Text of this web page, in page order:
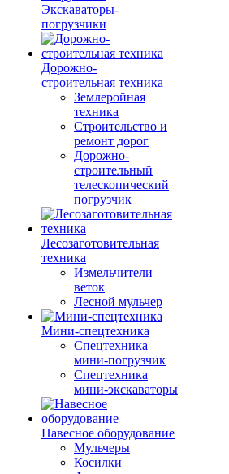
Экскаваторы-
погрузчики
Дорожно-
строительная техника
Землеройная
техника
Строительство и
ремонт дорог
Дорожно-
строительный
телескопический
погрузчик
Лесозаготовительная
техника
Измельчители
веток
Лесной мульчер
Мини-спецтехника
Спецтехника
мини-погрузчик
Спецтехника
мини-экскаваторы
Навесное оборудование
Мульчеры
Косилки